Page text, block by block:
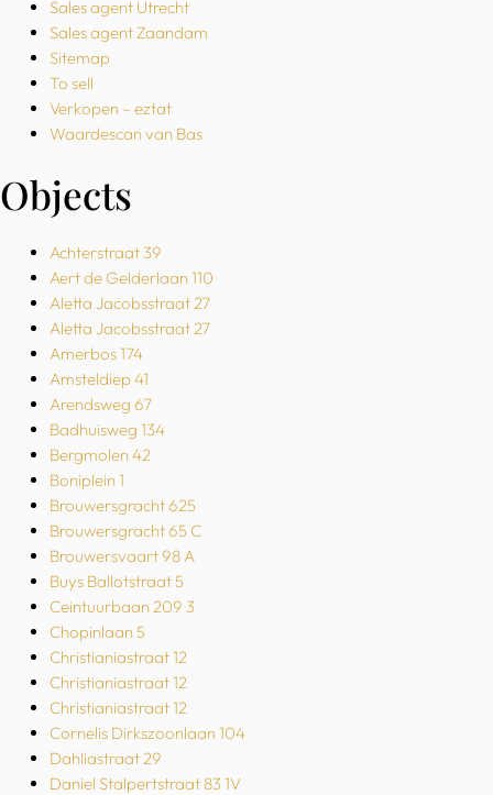
Sales agent Utrecht
Sales agent Zaandam
Sitemap
To sell
Verkopen – eztat
Waardescan van Bas
Objects
Achterstraat 39
Aert de Gelderlaan 110
Aletta Jacobsstraat 27
Aletta Jacobsstraat 27
Amerbos 174
Amsteldiep 41
Arendsweg 67
Badhuisweg 134
Bergmolen 42
Boniplein 1
Brouwersgracht 625
Brouwersgracht 65 C
Brouwersvaart 98 A
Buys Ballotstraat 5
Ceintuurbaan 209 3
Chopinlaan 5
Christianiastraat 12
Christianiastraat 12
Christianiastraat 12
Cornelis Dirkszoonlaan 104
Dahliastraat 29
Daniel Stalpertstraat 83 1V